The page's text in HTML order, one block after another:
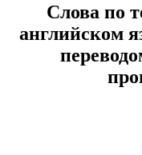
Слова по
английском